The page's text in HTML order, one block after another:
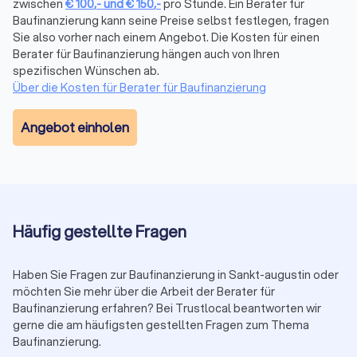
Die Beratung für die Baufinanzierung und andere
Finanzdienstleistung ist immer individuell. Die eigene
Finanzsituation und die persönlichen Lebensverhältnisse
spielen eine tragende Rolle. Entsprechend möchten Kunden
von Finanzberatungen nicht nur einen guten Berater mit
angepassten Finanzlösungen, sondern auch ein versiertes
Gegenüber, das mit Erfahrung, Fachkenntnis und Diskretion
überzeugt. Während manchmal eine Onlineberatung
ausreichend sein kann, bietet die persönliche Vorortberatung
Informieren Sie sich bei Trustlocal zu passenden Beratern für
die Baufinanzierung aus Deutschland oder direkt in Ihrer Nähe.
Abrechnung der Arbeitszeit bei Beratern für
Baufinanzierung
Die Berechnung der Arbeitszeit kann von Beratern für
Baufinanzierung ebenso wie das Honorar pro Stunde
zwischen €100,-und€150,-pro Stunde. Ein Berater für
Baufinanzierung kann seine Preise selbst festlegen, fragen
Sie also vorher nach einem Angebot. Die Kosten für einen
Berater für Baufinanzierung hängen auch von Ihren
spezifischen Wünschen ab.
Über die Kosten für Berater für Baufinanzierung
Angebot einholen
Häufig gestellte Fragen
Haben Sie Fragen zur Baufinanzierung in Sankt-augustin oder
möchten Sie mehr über die Arbeit der Berater für
Baufinanzierung erfahren? Bei Trustlocal beantworten wir
gerne die am häufigsten gestellten Fragen zum Thema
Baufinanzierung.